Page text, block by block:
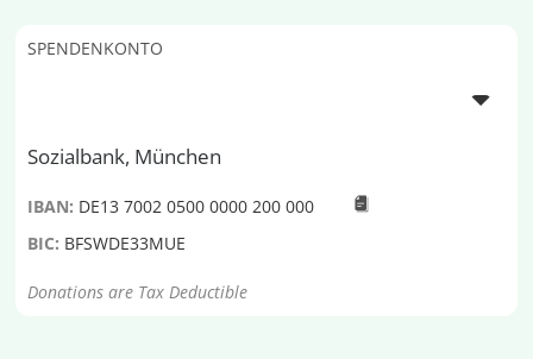
SPENDENKONTO
Sozialbank, München
IBAN: DE13 7002 0500 0000 200 000
BIC: BFSWDE33MUE
Donations are Tax Deductible